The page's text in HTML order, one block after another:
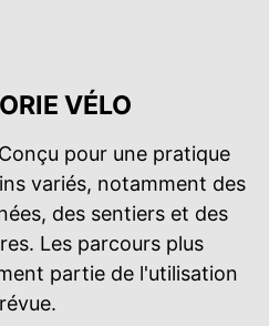
VÉLO
Conçu pour une pratique
variés, notamment des
des sentiers et des
Les parcours plus
partie de l'utilisation